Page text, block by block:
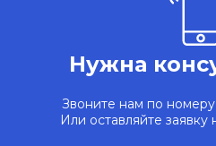
Нужна
Звоните нам по номеру
Или оставляйте